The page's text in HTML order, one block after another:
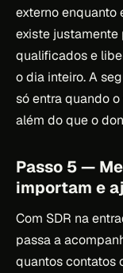
externo enquanto
existe
qualificados e
o dia inteiro. A
só entra quando
além do que o
Passo 5 —
importam e
Com SDR na
passa a
quantos contatos